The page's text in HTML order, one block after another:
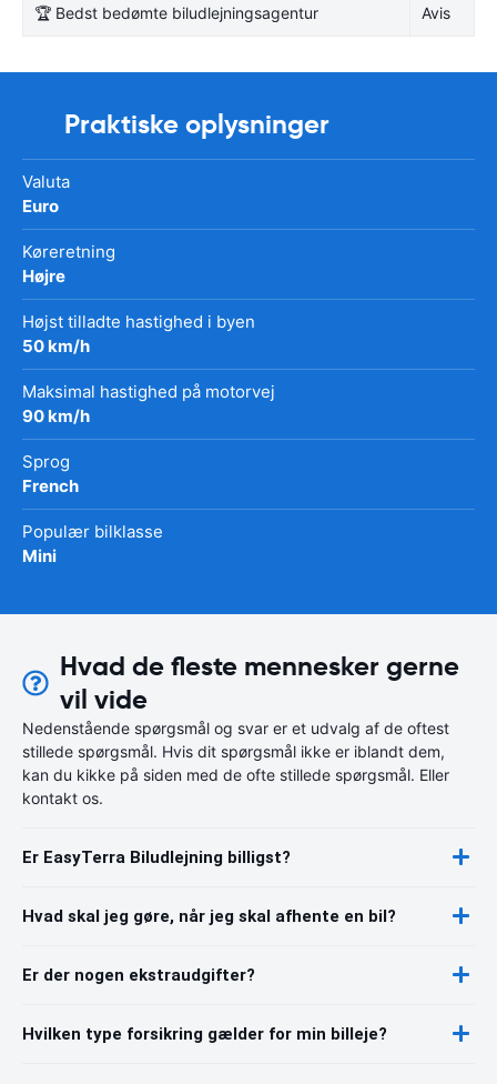
🏆 Bedst bedømte biludlejningsagentur Avis
Praktiske oplysninger
Valuta
Euro
Køreretning
Højre
Højst tilladte hastighed i byen
50 km/h
Maksimal hastighed på motorvej
90 km/h
Sprog
French
Populær bilklasse
Mini
Hvad de fleste mennesker gerne
vil vide
Nedenstående spørgsmål og svar er et udvalg af de oftest
stillede spørgsmål. Hvis dit spørgsmål ikke er iblandt dem,
kan du kikke på siden med de ofte stillede spørgsmål. Eller
kontakt os.
Er EasyTerra Biludlejning billigst?
Hvad skal jeg gøre, når jeg skal afhente en bil?
Er der nogen ekstraudgifter?
Hvilken type forsikring gælder for min billeje?